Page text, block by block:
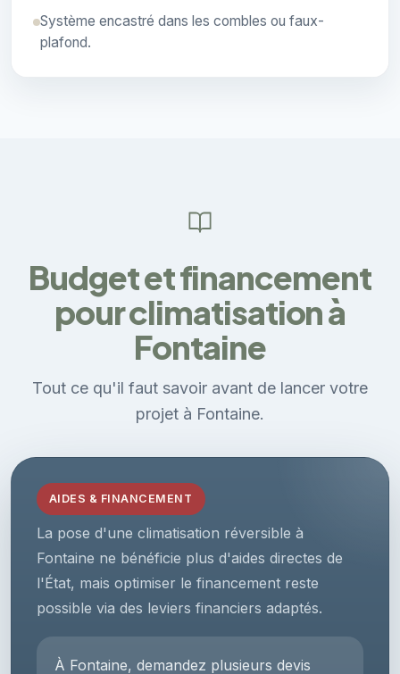
Système encastré dans les combles ou faux-
plafond.
Budget et financement
pour climatisation à
Fontaine
Tout ce qu'il faut savoir avant de lancer votre
projet à Fontaine.
AIDES & FINANCEMENT
La pose d'une climatisation réversible à
Fontaine ne bénéficie plus d'aides directes de
l'État, mais optimiser le financement reste
possible via des leviers financiers adaptés.
À Fontaine, demandez plusieurs devis